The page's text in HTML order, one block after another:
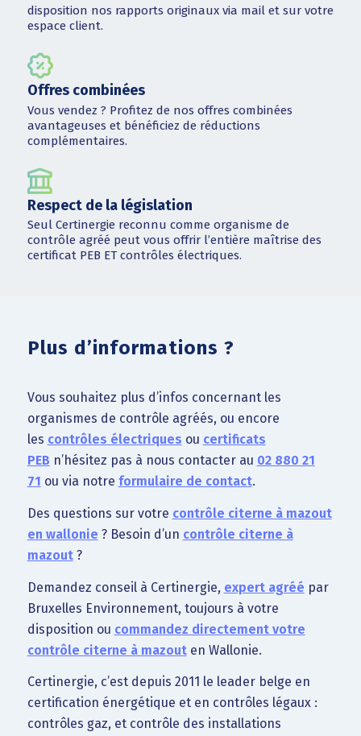
disposition nos rapports originaux via mail et sur votre
espace client.
Offres combinées
Vous vendez ? Profitez de nos offres combinées
avantageuses et bénéficiez de réductions
complémentaires.
Respect de la législation
Seul Certinergie reconnu comme organisme de
contrôle agréé peut vous offrir l’entière maîtrise des
certificat PEB ET contrôles électriques.
Plus d’informations ?
Vous souhaitez plus d’infos concernant les
organismes de contrôle agréés, ou encore
les contrôles électriques ou certificats
PEB n’hésitez pas à nous contacter au 02 880 21
71 ou via notre formulaire de contact.
Des questions sur votre contrôle citerne à mazout
en wallonie ? Besoin d’un contrôle citerne à
mazout?
Demandez conseil à Certinergie, expert agréé par
Bruxelles Environnement, toujours à votre
disposition ou commandez directement votre
contrôle citerne à mazouten Wallonie.
Certinergie, c’est depuis 2011 le leader belge en
certification énergétique et en contrôles légaux :
contrôles gaz, et contrôle des installations